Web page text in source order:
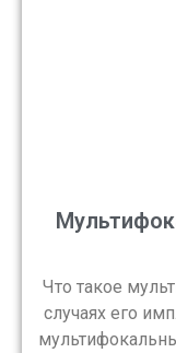
Что такое
случаях его